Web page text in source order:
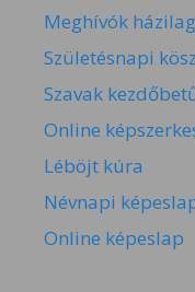
Meghívók házilag
Születésnapi
Szavak
Online
Léböjt kúra
Névnapi
Online képeslap